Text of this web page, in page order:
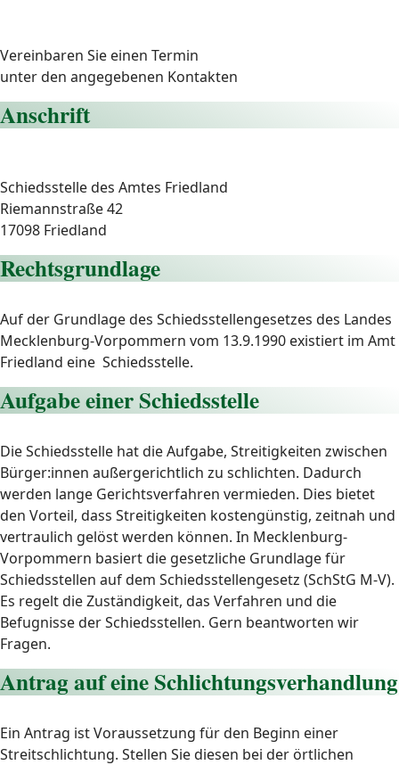
Vereinbaren Sie einen Termin
unter den angegebenen Kontakten
Anschrift
Schiedsstelle des Amtes Friedland
Riemannstraße 42
17098 Friedland
Rechtsgrundlage
Auf der Grundlage des Schiedsstellengesetzes des Landes
Mecklenburg-Vorpommern vom 13.9.1990 existiert im Amt
Friedland eine Schiedsstelle.
Aufgabe einer Schiedsstelle
Die Schiedsstelle hat die Aufgabe, Streitigkeiten zwischen
Bürger:innen außergerichtlich zu schlichten. Dadurch
werden lange Gerichtsverfahren vermieden. Dies bietet
den Vorteil, dass Streitigkeiten kostengünstig, zeitnah und
vertraulich gelöst werden können. In Mecklenburg-
Vorpommern basiert die gesetzliche Grundlage für
Schiedsstellen auf dem Schiedsstellengesetz (SchStG M-V).
Es regelt die Zuständigkeit, das Verfahren und die
Befugnisse der Schiedsstellen. Gern beantworten wir
Fragen.
Antrag auf eine Schlichtungsverhandlung
Ein Antrag ist Voraussetzung für den Beginn einer
Streitschlichtung. Stellen Sie diesen bei der örtlichen